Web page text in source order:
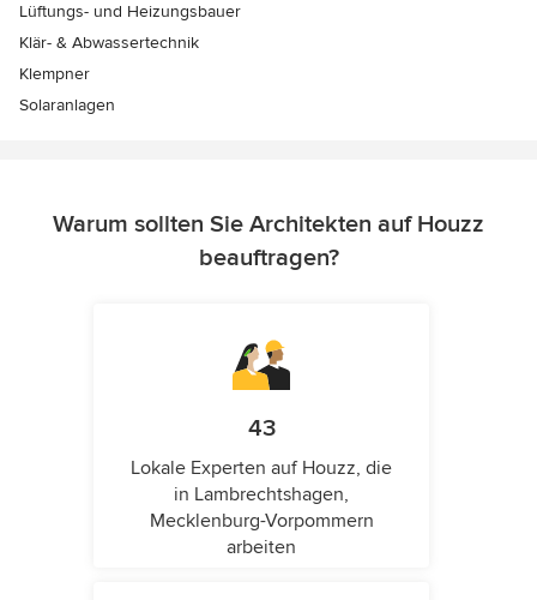
Lüftungs- und Heizungsbauer
Klär- & Abwassertechnik
Klempner
Solaranlagen
Warum sollten Sie Architekten auf Houzz
beauftragen?
43
Lokale Experten auf Houzz, die
in Lambrechtshagen,
Mecklenburg-Vorpommern
arbeiten